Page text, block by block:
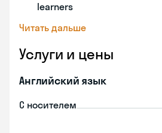
learners
Читать дальше
Услуги и цены
Английский язык
С носителем